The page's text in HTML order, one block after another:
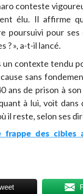
conteste
élu. Il affirme
poursuivi pour
? », a-t-il lancé.
contexte tendu
sans
ans de prison à
à lui, voit
il reste, selon ses
frappe des